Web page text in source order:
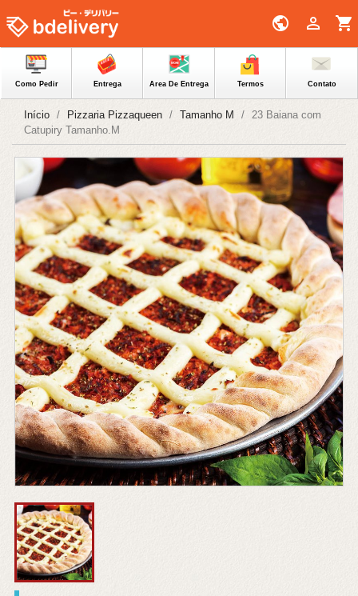
shopping_cart

public
Como Pedir Entrega Area De Entrega Termos Contato
Início Pizzaria Pizzaqueen Tamanho M
23 Baiana com
Catupiry Tamanho.M